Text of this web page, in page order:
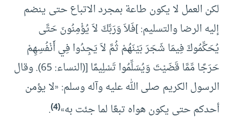
لكن العمل لا يكون طاعة بمجرد الاتباع حتى ينضم
إليه الرضا والتسليم: ]فَلاَ وَرَبِّكَ لاَ يُؤْمِنُونَ حَتَّى
يُحَكِّمُوكَ فِيمَا شَجَرَ بَيْنَهُمْ ثُمَّ لاَ يَجِدُوا فِي أَنْفُسِهِمْ
حَرَجًا مِّمَّا قَضَيْتَ وَيُسَلِّمُوا تَسْلِيمًا [(النساء: 65). وقال
الرسول الكريم صلى الله عليه وآله وسلم: «لا يؤمن
أحدكم حتى يكون هواه تبعًا لما جئت به»(4)
.